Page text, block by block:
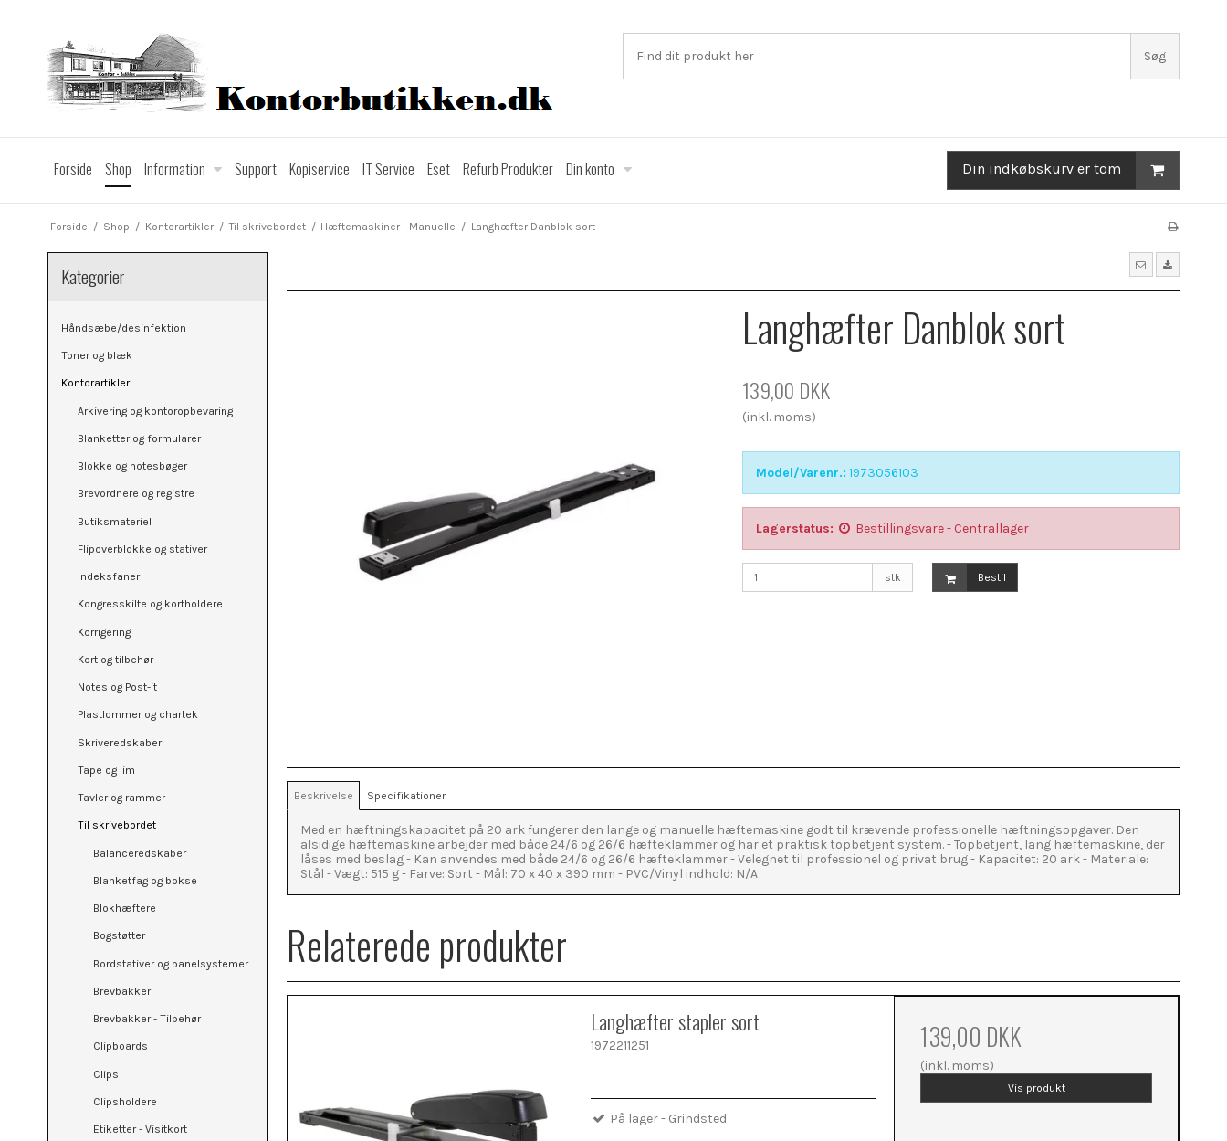
Søg
Forside Shop Information Support Kopiservice IT Service Eset Refurb Produkter Din konto Din indkøbskurv er tom
Forside / Shop / Kontorartikler / Til skrivebordet / Hæftemaskiner - Manuelle / Langhæfter Danblok sort
Kategorier
Håndsæbe/desinfektion
Toner og blæk
Kontorartikler
Arkivering og kontoropbevaring
Blanketter og formularer
Blokke og notesbøger
Brevordnere og registre
Butiksmateriel
Flipoverblokke og stativer
Indeksfaner
Kongresskilte og kortholdere
Korrigering
Kort og tilbehør
Notes og Post-it
Plastlommer og chartek
Skriveredskaber
Tape og lim
Tavler og rammer
Til skrivebordet
Balanceredskaber
Blanketfag og bokse
Blokhæftere
Bogstøtter
Bordstativer og panelsystemer
Brevbakker
Brevbakker - Tilbehør
Clipboards
Clips
Clipsholdere
Etiketter - Visitkort
Langhæfter Danblok sort
139,00 DKK
(inkl. moms)
Model/Varenr.: 1973056103
Lagerstatus: Bestillingsvare - Centrallager
stk Bestil
Beskrivelse Specifikationer
Med en hæftningskapacitet på 20 ark fungerer den lange og manuelle hæftemaskine godt til krævende professionelle hæftningsopgaver. Den
alsidige hæftemaskine arbejder med både 24/6 og 26/6 hæfteklammer og har et praktisk topbetjent system. - Topbetjent, lang hæftemaskine, der
låses med beslag - Kan anvendes med både 24/6 og 26/6 hæfteklammer - Velegnet til professionel og privat brug - Kapacitet: 20 ark - Materiale:
Stål - Vægt: 515 g - Farve: Sort - Mål: 70 x 40 x 390 mm - PVC/Vinyl indhold: N/A
Relaterede produkter
Langhæfter stapler sort
1972211251
På lager - Grindsted
139,00 DKK
(inkl. moms)
Vis produkt